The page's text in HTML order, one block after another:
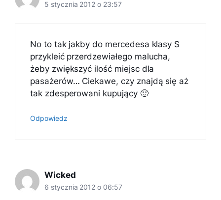
5 stycznia 2012 o 23:57
No to tak jakby do mercedesa klasy S
przykleić przerdzewiałego malucha,
żeby zwiększyć ilość miejsc dla
pasażerów… Ciekawe, czy znajdą się aż
tak zdesperowani kupujący 🙂
Odpowiedz
Wicked
6 stycznia 2012 o 06:57